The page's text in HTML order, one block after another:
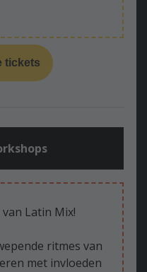
tickets
Latin Mix!
ritmes van
met invloeden